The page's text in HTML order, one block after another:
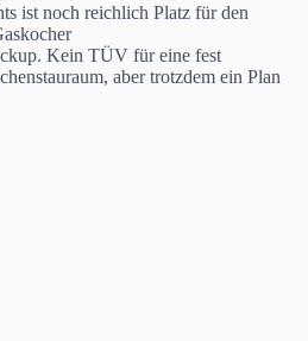
ist noch reichlich Platz für den
Kein TÜV für eine fest
aber trotzdem ein Plan